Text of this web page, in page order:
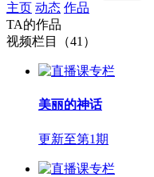
主页 动态 作品
TA的作品
视频栏目（41）
美丽的神话
更新至第1期